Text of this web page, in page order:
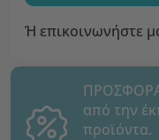
Ή επικοινωνήστε
από την
προϊόντα.